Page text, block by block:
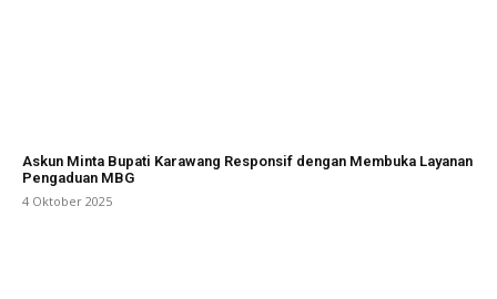
Askun Minta Bupati Karawang Responsif dengan Membuka Layanan
Pengaduan MBG
4 Oktober 2025